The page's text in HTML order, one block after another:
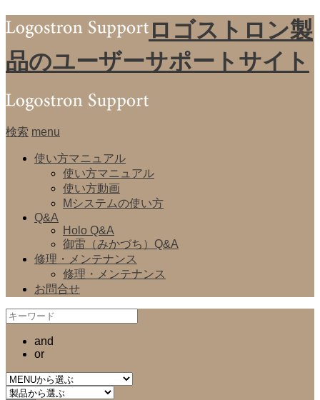
ロゴストロン製
品のユーザーサポートサイト
検索 menu
使い方マニュアル
使い方マニュアル
使い方動画
Mシステムの使い方
Q&A
Holo Q&A
御雷（みかづち）Q&A
修理・メンテナンス
修理・メンテナンス
お問合せ
and
or